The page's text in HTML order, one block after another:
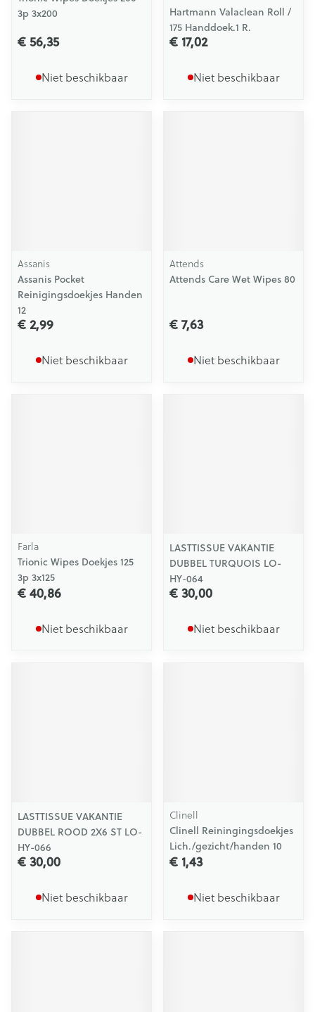
3p 3x200
€ 56,35
Niet beschikbaar
Hartmann Valaclean Roll /
175 Handdoek.1 R.
€ 17,02
Niet beschikbaar
Assanis
Assanis Pocket
Reinigingsdoekjes Handen
12
€ 2,99
Niet beschikbaar
Attends
Attends Care Wet Wipes 80
€ 7,63
Niet beschikbaar
Farla
Trionic Wipes Doekjes 125
3p 3x125
€ 40,86
Niet beschikbaar
LASTTISSUE VAKANTIE
DUBBEL TURQUOIS LO-
HY-064
€ 30,00
Niet beschikbaar
LASTTISSUE VAKANTIE
DUBBEL ROOD 2X6 ST LO-
HY-066
€ 30,00
Niet beschikbaar
Clinell
Clinell Reiningingsdoekjes
Lich./gezicht/handen 10
€ 1,43
Niet beschikbaar